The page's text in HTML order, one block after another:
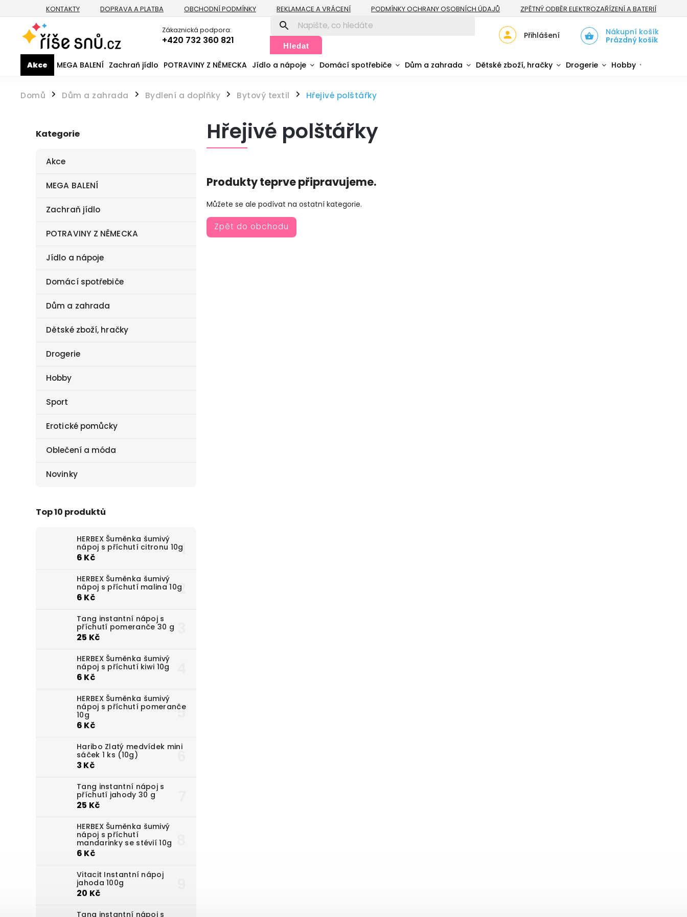
KONTAKTY DOPRAVA A PLATBA OBCHODNÍ PODMÍNKY REKLAMACE A VRÁCENÍ PODMÍNKY OCHRANY OSOBNÍCH ÚDAJŮ ZPĚTNÝ ODBĚR ELEKTROZAŘÍZENÍ A BATERIÍ
Zákaznická podpora:
+420 732 360 821 Hledat
Nákupní košík
Prázdný košík
Přihlášení
Akce MEGA BALENÍ Zachraň jídlo POTRAVINY Z NĚMECKA Jídlo a nápoje Domácí spotřebiče Dům a zahrada Dětské zboží, hračky Drogerie Hobby
Domů / Dům a zahrada / Bydlení a doplňky / Bytový textil / Hřejivé polštářky
Kategorie
Akce
MEGA BALENÍ
Zachraň jídlo
POTRAVINY Z NĚMECKA
Jídlo a nápoje
Domácí spotřebiče
Dům a zahrada
Dětské zboží, hračky
Drogerie
Hobby
Sport
Erotické pomůcky
Oblečení a móda
Novinky
Top 10 produktů
HERBEX Šuměnka šumivý
nápoj s příchutí citronu 10g
6 Kč
HERBEX Šuměnka šumivý
nápoj s příchutí malina 10g
6 Kč
Tang instantní nápoj s
příchutí pomeranče 30 g
25 Kč
HERBEX Šuměnka šumivý
nápoj s příchutí kiwi 10g
6 Kč
HERBEX Šuměnka šumivý
nápoj s příchutí pomeranče
10g
6 Kč
Haribo Zlatý medvídek mini
sáček 1 ks (10g)
3 Kč
Tang instantní nápoj s
příchutí jahody 30 g
25 Kč
HERBEX Šuměnka šumivý
nápoj s příchutí
mandarinky se stévií 10g
6 Kč
Vitacit Instantní nápoj
jahoda 100g
20 Kč
Tang instantní nápoj s
Hřejivé polštářky
Produkty teprve připravujeme.
Můžete se ale podívat na ostatní kategorie.
Zpět do obchodu